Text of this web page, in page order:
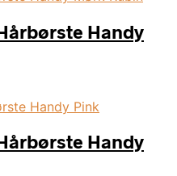
Handy
Handy